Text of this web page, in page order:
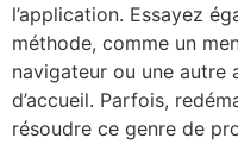
l’application. Essayez
méthode, comme un
navigateur ou une autre
d’accueil. Parfois,
résoudre ce genre de